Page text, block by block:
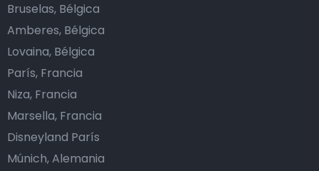
Bruselas, Bélgica
Amberes, Bélgica
Lovaina, Bélgica
París, Francia
Niza, Francia
Marsella, Francia
Disneyland París
Múnich, Alemania